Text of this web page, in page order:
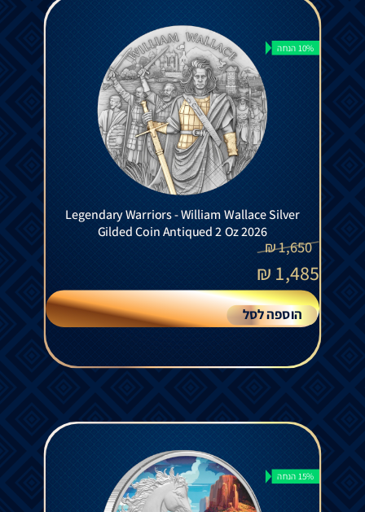
10% הנחה
Legendary Warriors - William Wallace Silver
Gilded Coin Antiqued 2 Oz 2026
1,650
₪
1,485
₪
הוספה לסל
15% הנחה